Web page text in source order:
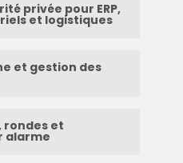
permet aux
qui
équipements :
flux
privée pour ERP,
et logistiques
entrepôts,
et gestion des
reste
rondes et
alarme